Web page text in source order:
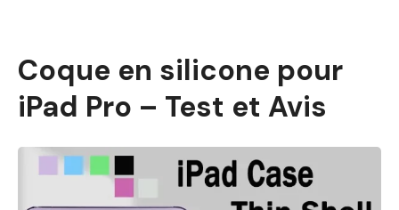
Coque en silicone pour
iPad Pro – Test et Avis